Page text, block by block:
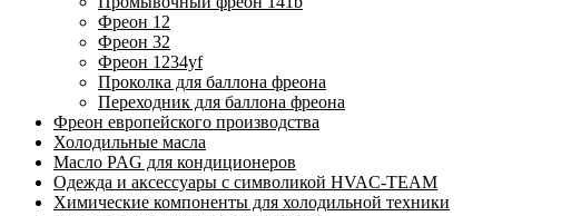
Фреон 12
Фреон 32
Фреон 1234yf
Проколка для баллона фреона
Переходник для баллона фреона
Фреон европейского производства
Холодильные масла
Масло PAG для кондиционеров
Одежда и аксессуары с символикой HVAC-TEAM
Химические компоненты для холодильной техники